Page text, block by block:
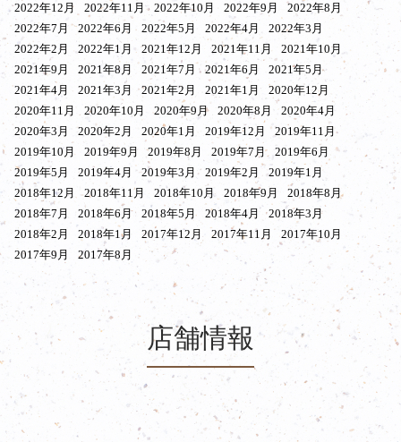
2022年12月
2022年11月 2022年10月 2022年9月
2022年8月
2022年7月
2022年6月 2022年5月 2022年4月
2022年3月
2022年2月
2022年1月 2021年12月 2021年11月
2021年10月
2021年9月
2021年8月 2021年7月 2021年6月
2021年5月
2021年4月
2021年3月 2021年2月 2021年1月
2020年12月
2020年11月
2020年10月 2020年9月 2020年8月
2020年4月
2020年3月
2020年2月 2020年1月 2019年12月
2019年11月
2019年10月
2019年9月 2019年8月 2019年7月
2019年6月
2019年5月
2019年4月 2019年3月 2019年2月
2019年1月
2018年12月
2018年11月 2018年10月 2018年9月
2018年8月
2018年7月
2018年6月 2018年5月 2018年4月
2018年3月
2018年2月
2018年1月 2017年12月 2017年11月
2017年10月
2017年9月
2017年8月
店舗情報